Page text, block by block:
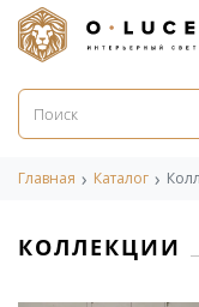
Главная Каталог
КОЛЛЕКЦИИ